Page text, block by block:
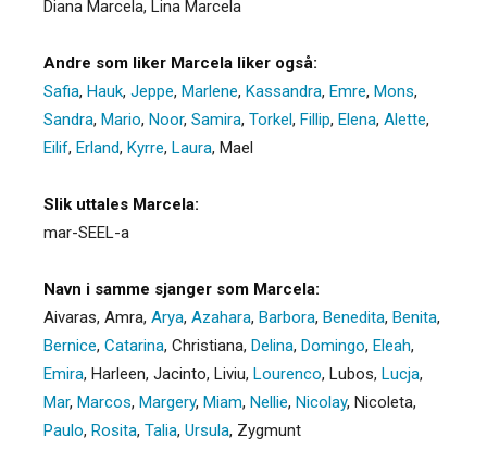
Diana Marcela, Lina Marcela
Andre som liker Marcela liker også:
Safia, Hauk, Jeppe, Marlene, Kassandra, Emre, Mons,
Sandra, Mario, Noor, Samira, Torkel, Fillip, Elena, Alette,
Eilif, Erland, Kyrre, Laura, Mael
Slik uttales Marcela:
mar-SEEL-a
Navn i samme sjanger som Marcela:
Aivaras, Amra, Arya, Azahara, Barbora, Benedita, Benita,
Bernice, Catarina, Christiana, Delina, Domingo, Eleah,
Emira, Harleen, Jacinto, Liviu, Lourenco, Lubos, Lucja,
Mar, Marcos, Margery, Miam, Nellie, Nicolay, Nicoleta,
Paulo, Rosita, Talia, Ursula, Zygmunt